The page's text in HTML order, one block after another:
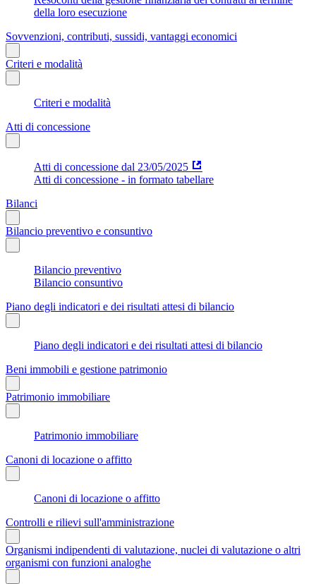
della loro esecuzione
Sovvenzioni, contributi, sussidi, vantaggi economici
Criteri e modalità
Criteri e modalità
Atti di concessione
Atti di concessione dal 23/05/2025
Atti di concessione - in formato tabellare
Bilanci
Bilancio preventivo e consuntivo
Bilancio preventivo
Bilancio consuntivo
Piano degli indicatori e dei risultati attesi di bilancio
Piano degli indicatori e dei risultati attesi di bilancio
Beni immobili e gestione patrimonio
Patrimonio immobiliare
Patrimonio immobiliare
Canoni di locazione o affitto
Canoni di locazione o affitto
Controlli e rilievi sull'amministrazione
Organismi indipendenti di valutazione, nuclei di valutazione o altri
organismi con funzioni analoghe